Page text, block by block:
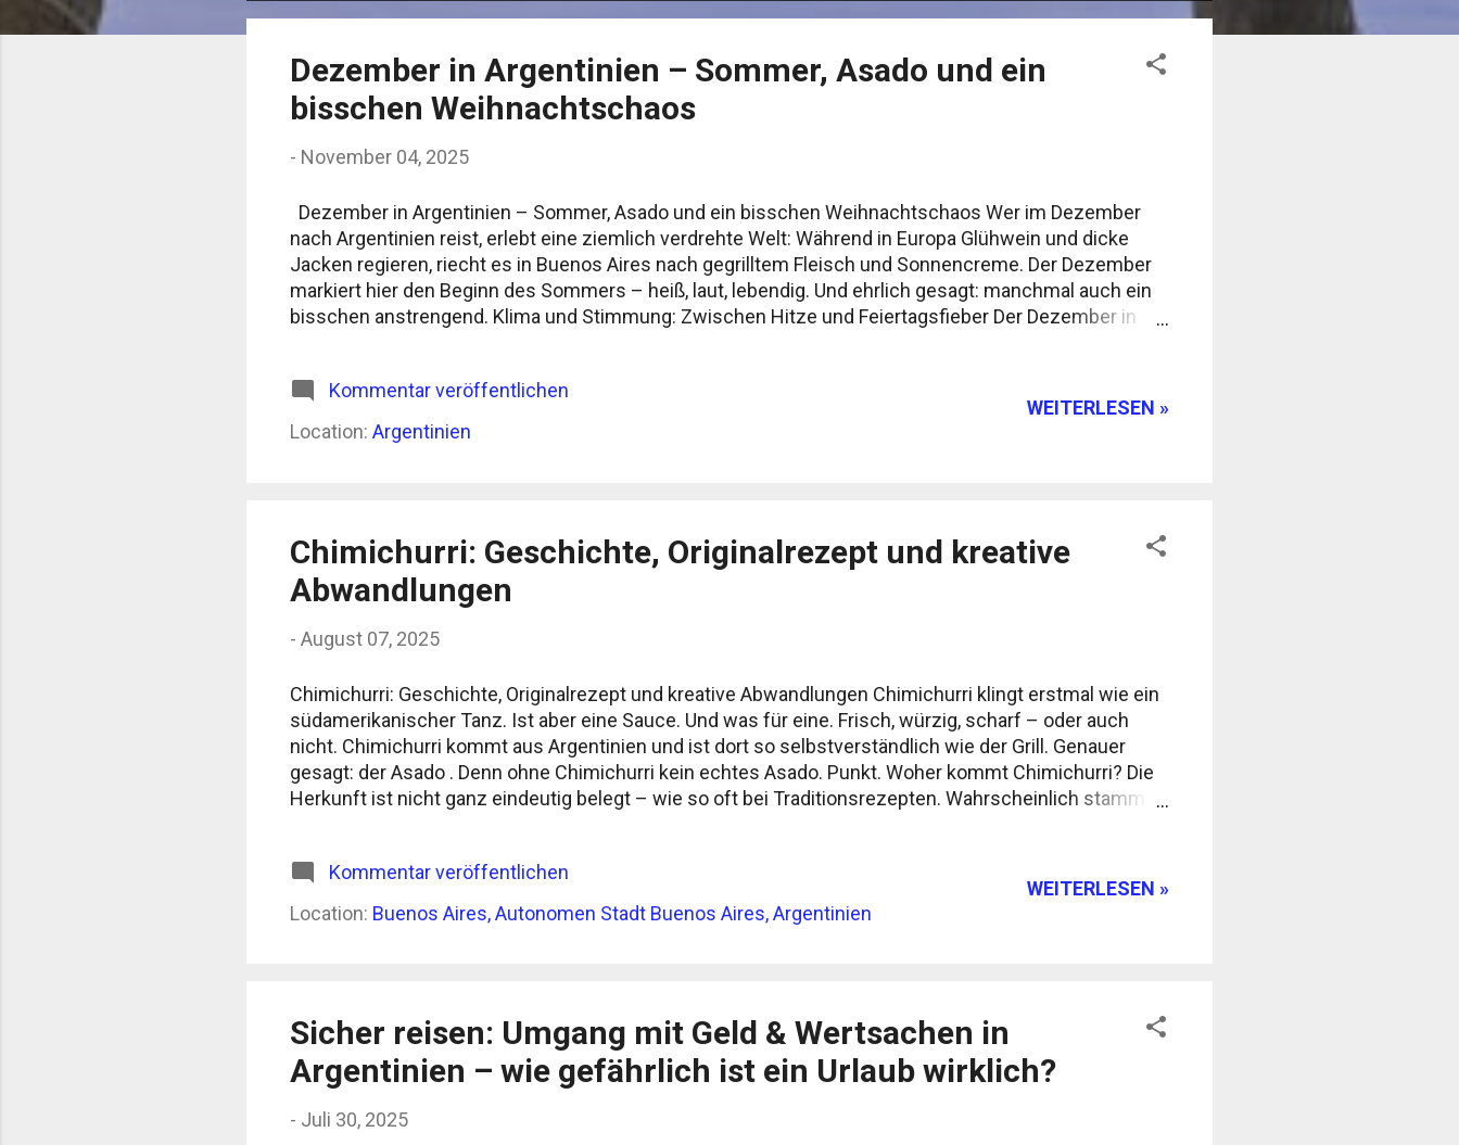
o
Dezember in Argentinien – Sommer, Asado und ein
bisschen Weihnachtschaos
- November 04, 2025
Dezember in Argentinien – Sommer, Asado und ein bisschen Weihnachtschaos Wer im Dezember
nach Argentinien reist, erlebt eine ziemlich verdrehte Welt: Während in Europa Glühwein und dicke
Jacken regieren, riecht es in Buenos Aires nach gegrilltem Fleisch und Sonnencreme. Der Dezember
markiert hier den Beginn des Sommers – heiß, laut, lebendig. Und ehrlich gesagt: manchmal auch ein
bisschen anstrengend. Klima und Stimmung: Zwischen Hitze und Feiertagsfieber Der Dezember in
„tormenta“, ein kurzes, heftiges Gewitter, das die Stadt für eine Stunde durchspült. Danach riecht alles
nach Staub und Asphalt – aber wenigstens ist es ein bisschen kühler. An der Atlantikküste, etwa in
Mar del Plata oder Pinamar, füllen sich die Strände. Viele Argentinier nehmen sich ab Mitte des Monats
Kommentar veröffentlichen
Location: Argentinien
WEITERLESEN »
Chimichurri: Geschichte, Originalrezept und kreative
Abwandlungen
- August 07, 2025
Chimichurri: Geschichte, Originalrezept und kreative Abwandlungen Chimichurri klingt erstmal wie ein
südamerikanischer Tanz. Ist aber eine Sauce. Und was für eine. Frisch, würzig, scharf – oder auch
nicht. Chimichurri kommt aus Argentinien und ist dort so selbstverständlich wie der Grill. Genauer
gesagt: der Asado . Denn ohne Chimichurri kein echtes Asado. Punkt. Woher kommt Chimichurri? Die
Herkunft ist nicht ganz eindeutig belegt – wie so oft bei Traditionsrezepten. Wahrscheinlich stammt
Unabhängigkeitsbewegung mitgemischt haben – und seine Würzsauce gleich mitgebracht. Ob das
stimmt? Wer weiß. Klingt jedenfalls gut genug für einen Grillabend. Andere sagen, der Name sei ein
argentinisches Kauderwelsch aus Englisch, Baskisch und Spanisch – „che mi curry“ oder „give me the
Kommentar veröffentlichen
Location: Buenos Aires, Autonomen Stadt Buenos Aires, Argentinien
WEITERLESEN »
Sicher reisen: Umgang mit Geld & Wertsachen in
Argentinien – wie gefährlich ist ein Urlaub wirklich?
- Juli 30, 2025